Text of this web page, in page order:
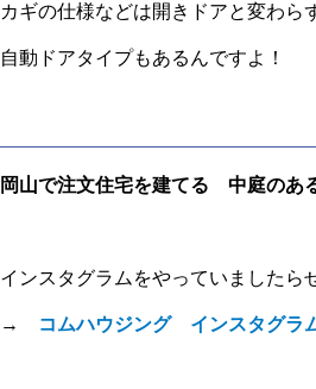
カギの仕様などは開きドアと変わ
自動ドアタイプもあるんですよ！
岡山で注文住宅を建てる 中庭の
インスタグラムをやっていましたら
→ コムハウジング インスタグラ